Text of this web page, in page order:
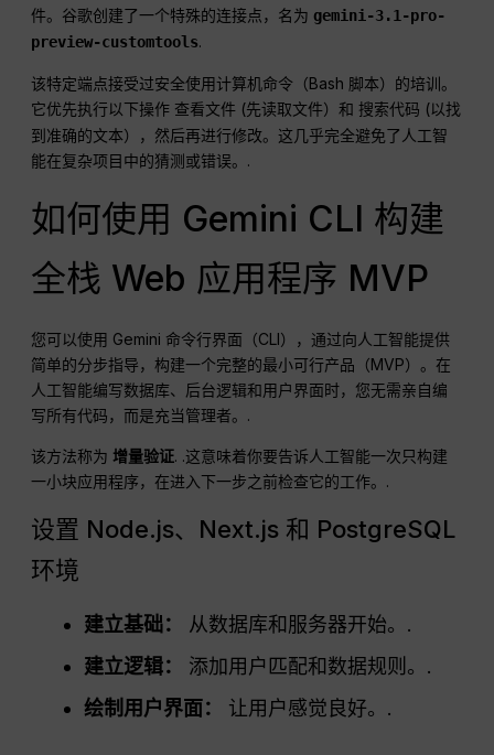
件。谷歌创建了一个特殊的连接点，名为 gemini-3.1-pro-
preview-customtools.
该特定端点接受过安全使用计算机命令（Bash 脚本）的培训。
它优先执行以下操作 查看文件 (先读取文件）和搜索代码 (以找
到准确的文本），然后再进行修改。这几乎完全避免了人工智
能在复杂项目中的猜测或错误。.
如何使用 Gemini CLI 构建
全栈 Web 应用程序 MVP
您可以使用 Gemini 命令行界面（CLI），通过向人工智能提供
简单的分步指导，构建一个完整的最小可行产品（MVP）。在
人工智能编写数据库、后台逻辑和用户界面时，您无需亲自编
写所有代码，而是充当管理者。.
该方法称为增量验证. .这意味着你要告诉人工智能一次只构建
一小块应用程序，在进入下一步之前检查它的工作。.
设置 Node.js、Next.js 和 PostgreSQL
环境
建立基础：
从数据库和服务器开始。.
建立逻辑：
添加用户匹配和数据规则。.
绘制用户界面：
让用户感觉良好。.